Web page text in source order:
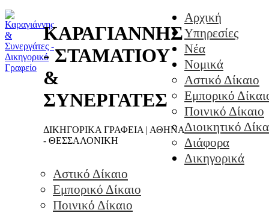
ΚΑΡΑΓΙΑΝΝΗΣ
- ΣΤΑΜΑΤΙΟΥ
&
ΣΥΝΕΡΓΑΤΕΣ
ΔΙΚΗΓΟΡΙΚΑ ΓΡΑΦΕΙΑ | ΑΘΗΝΑ
- ΘΕΣΣΑΛΟΝΙΚΗ
Αρχική
Υπηρεσίες
Νέα
Νομικά
Αστικό Δίκαιο
Εμπορικό
Ποινικό Δίκαιο
Διοικητικό
Διάφορα
Δικηγορικά
Αστικό Δίκαιο
Εμπορικό Δίκαιο
Ποινικό Δίκαιο